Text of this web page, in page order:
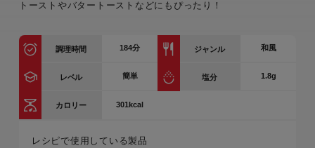
トーストやバタートーストなどにもぴったり！
調理時間 184分 ジャンル 和風
レベル 簡単 塩分 1.8g
カロリー 301kcal
レシピで使用している製品